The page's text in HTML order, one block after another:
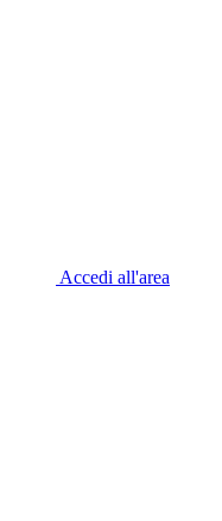
Accedi all'area